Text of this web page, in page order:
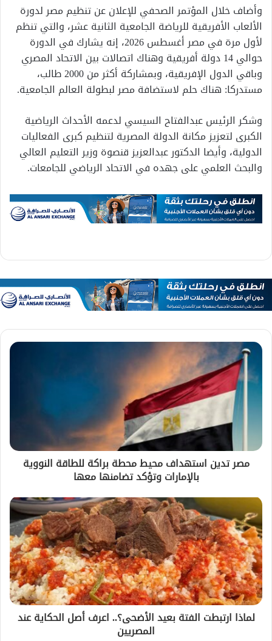
وأضاف خلال المؤتمر الصحفي للإعلان عن تنظيم مصر لدورة
الألعاب الأفريقية للرياضة الجامعية الثانية عشر، والتي تنظم
لأول مرة في مصر أغسطس 2026، إنه يشارك في الدورة
حوالي 14 دولة أفريقية وهناك اتصالات بين الاتحاد المصري
وباقي الدول الإفريقية، وبمشاركة أكثر من 2000 طالب،
مستدركا: هناك حلم لاستضافة مصر لبطولة العالم الجامعية.
وشكر الرئيس عبدالفتاح السيسي لدعمه الأحداث الرياضية
الكبرى لتعزيز مكانة الدولة المصرية لتنظيم كبرى الفعاليات
الدولية، وأيضا الدكتور عبدالعزيز قنصوة وزير التعليم العالي
والبحث العلمي على جهده في الاتحاد الرياضي للجامعات.
مصر تدين استهداف محيط محطة براكة للطاقة النووية
بالإمارات وتؤكد تضامنها معها
لماذا ارتبطت الفتة بعيد الأضحى؟.. اعرف أصل الحكاية عند
المصريين